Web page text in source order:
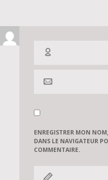
ENREGISTRER MON
DANS LE NAVIGATEUR
COMMENTAIRE.